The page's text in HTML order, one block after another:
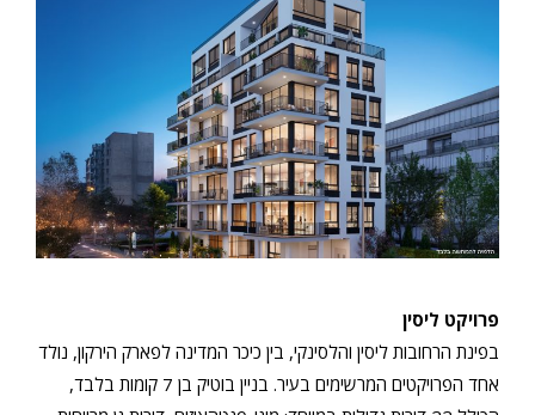
פרויקט ליסין
בפינת הרחובות ליסין והלסינקי, בין כיכר המדינה לפארק הירקון, נולד
אחד הפרויקטים המרשימים בעיר. בניין בוטיק בן 7 קומות בלבד,